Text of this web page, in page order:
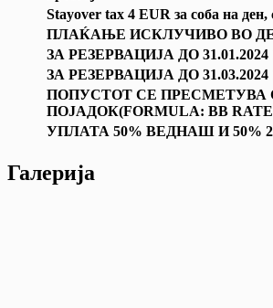
Stayover tax 4 EUR за соба на
ПЛАЌАЊЕ ИСКЛУЧИВО ВО
ЗА РЕЗЕРВАЦИЈА ДО 31.01.2024
ЗА РЕЗЕРВАЦИЈА ДО
ПОПУСТОТ СЕ ПРЕСМЕТУВА
ПОЈАДОК(FORMULA: BB
УПЛАТА 50% ВЕДНАШ И 50%
Галерија